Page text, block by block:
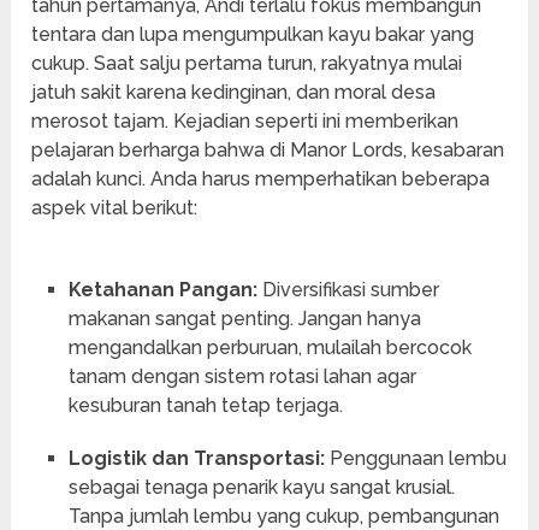
tahun pertamanya, Andi terlalu fokus membangun
tentara dan lupa mengumpulkan kayu bakar yang
cukup. Saat salju pertama turun, rakyatnya mulai
jatuh sakit karena kedinginan, dan moral desa
merosot tajam. Kejadian seperti ini memberikan
pelajaran berharga bahwa di Manor Lords, kesabaran
adalah kunci. Anda harus memperhatikan beberapa
aspek vital berikut:
Ketahanan Pangan:Diversifikasi sumber
makanan sangat penting. Jangan hanya
mengandalkan perburuan, mulailah bercocok
tanam dengan sistem rotasi lahan agar
kesuburan tanah tetap terjaga.
Logistik dan Transportasi:Penggunaan lembu
sebagai tenaga penarik kayu sangat krusial.
Tanpa jumlah lembu yang cukup, pembangunan